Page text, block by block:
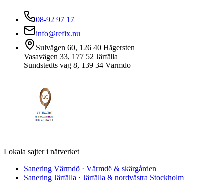
08-92 97 17
info@refix.nu
Sulvägen 60, 126 40 Hägersten
Vasavägen 33, 177 52 Järfälla
Sundstedts väg 8, 139 34 Värmdö
Lokala sajter i nätverket
Sanering Värmdö · Värmdö & skärgården
Sanering Järfälla · Järfälla & nordvästra Stockholm